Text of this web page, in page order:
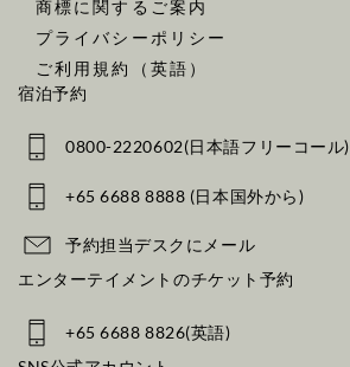
商標に関するご案内
プライバシーポリシー
ご利用規約（英語）
宿泊予約
0800-2220602(日本語フリーコール)
+65 6688 8888 (日本国外から)
予約担当デスクにメール
エンターテイメントのチケット予約
+65 6688 8826(英語)